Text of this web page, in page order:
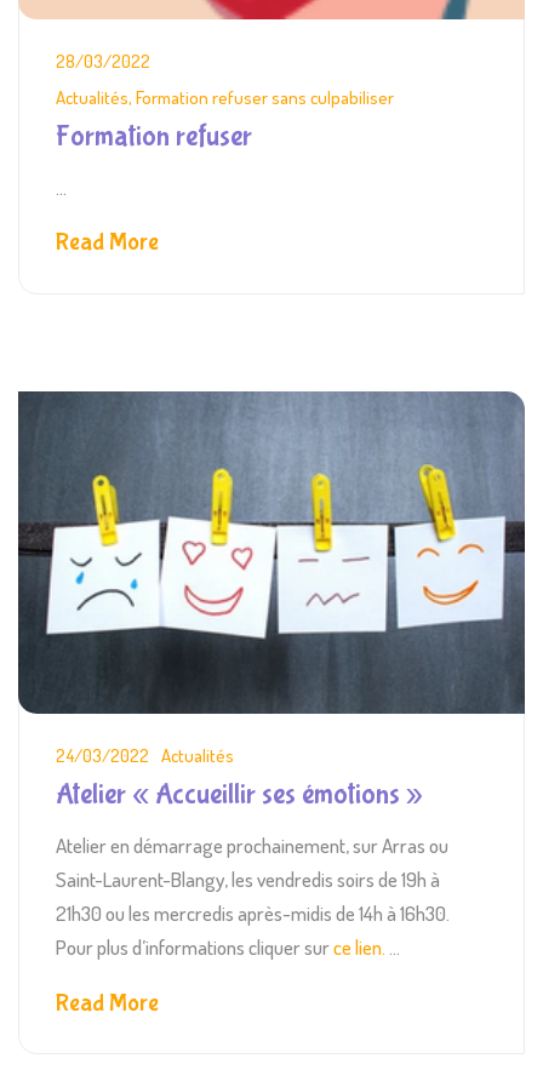
28/03/2022
Actualités, Formation refuser sans culpabiliser
Formation refuser
Read More
24/03/2022 Actualités
Atelier « Accueillir ses émotions »
Atelier en démarrage prochainement, sur Arras ou
Saint-Laurent-Blangy, les vendredis soirs de 19h à
21h30 ou les mercredis après-midis de 14h à 16h30.
Pour plus d’informations cliquer surce lien.
Read More